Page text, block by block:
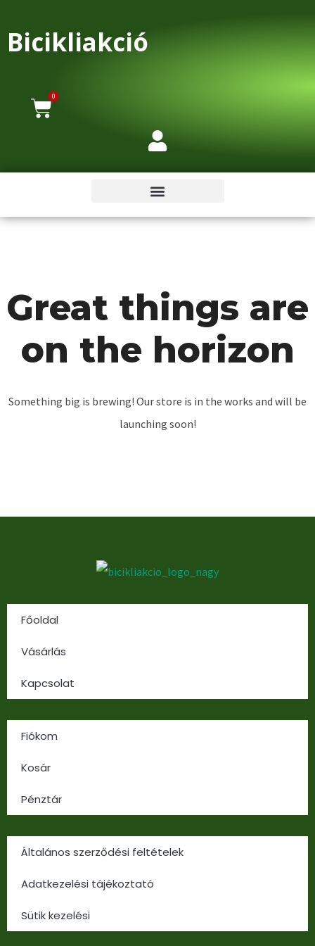
Bicikliakció
0
Great things are
on the horizon
Something big is brewing! Our store is in the works and will be
launching soon!
Főoldal
Vásárlás
Kapcsolat
Fiókom
Kosár
Pénztár
Általános szerződési feltételek
Adatkezelési tájékoztató
Sütik kezelési